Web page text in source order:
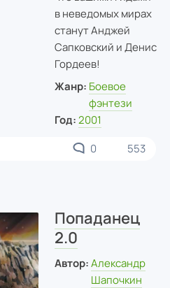
в неведомых мирах
станут Анджей
Сапковский и Денис
Гордеев!
Жанр: Боевое
фэнтези
Год: 2001
0 553
Попаданец
2.0
Автор: Александр
Шапочкин